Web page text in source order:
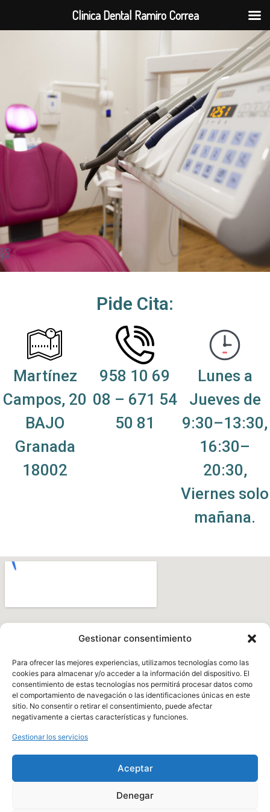
Gestionar consentimiento
Para ofrecer las mejores experiencias, utilizamos tecnologías como las
cookies para almacenar y/o acceder a la información del dispositivo. El
consentimiento de estas tecnologías nos permitirá procesar datos como
el comportamiento de navegación o las identificaciones únicas en este
sitio. No consentir o retirar el consentimiento, puede afectar
negativamente a ciertas características y funciones.
Gestionar los servicios
Aceptar
Denegar
Pide Cita:
Martínez
Campos, 20
BAJO
Granada
18002
958 10 69
08 – 671 54
50 81
Lunes a
Jueves de
9:30–13:30,
16:30–
20:30,
Viernes solo
mañana.
Términos y condiciones
Aviso legal
Clinica Dental Ramiro Correa